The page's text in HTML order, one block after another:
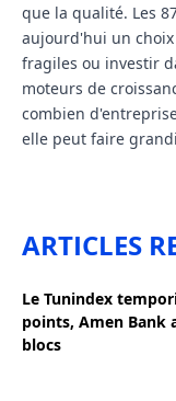
que la qualité. Les
aujourd'hui un
fragiles ou investir
moteurs de
combien
elle peut faire
ARTICLES
Le Tunindex
points, Amen Bank
blocs